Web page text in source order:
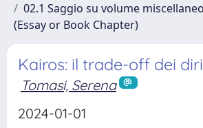
02.1 Saggio su volume
(Essay or Book Chapter)
Kairos: il trade-off dei
Tomasi, Serena
2024-01-01